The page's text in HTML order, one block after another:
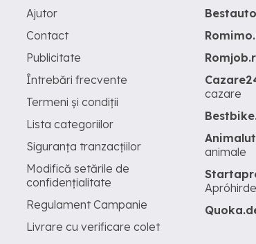
Ajutor
Contact
Publicitate
Întrebări frecvente
Termeni și condiții
Lista categoriilor
Siguranța tranzacțiilor
Modifică setările de
confidențialitate
Regulament Campanie
Livrare cu verificare colet
cazare
animale